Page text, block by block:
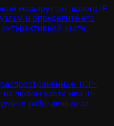
маршрут до любого IP
и определите его
карте.
TCP-
любом хосте или IP-
работающие за